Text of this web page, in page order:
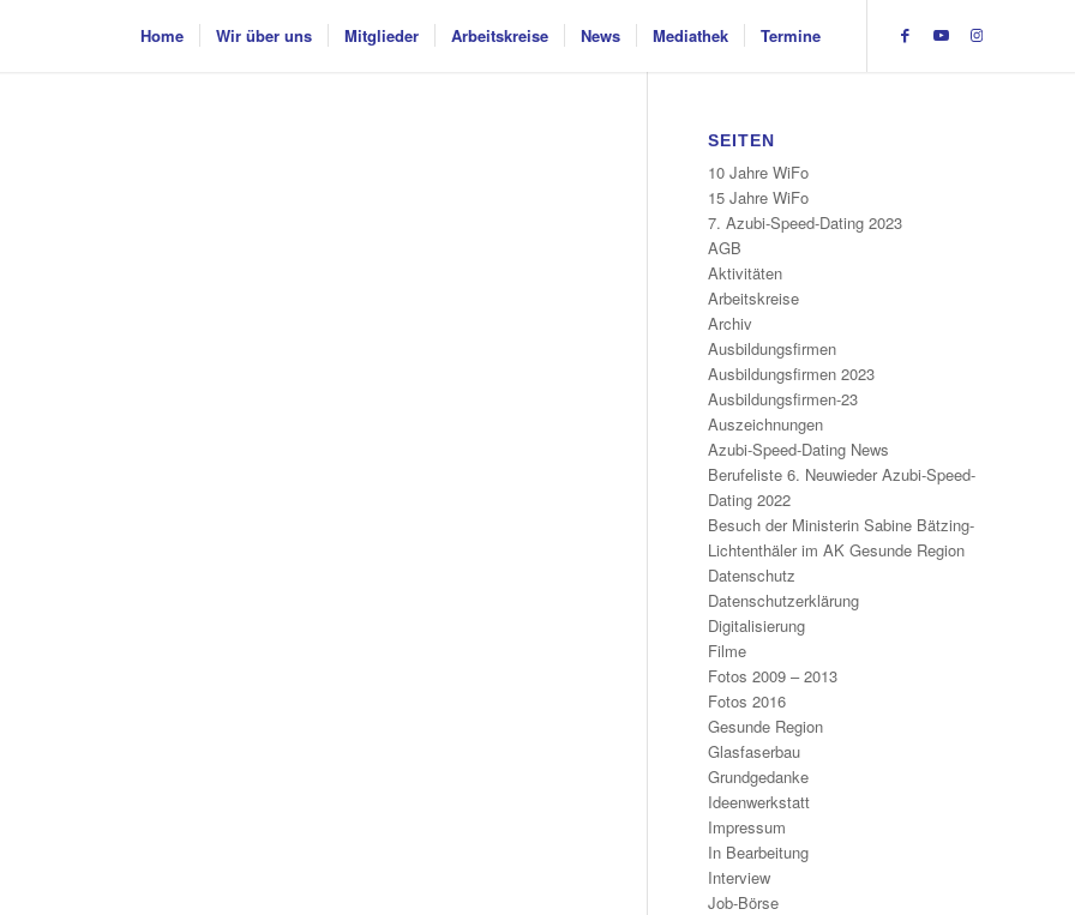
Home Wir über uns Mitglieder Arbeitskreise News Mediathek Termine
SEITEN
10 Jahre WiFo
15 Jahre WiFo
7. Azubi-Speed-Dating 2023
AGB
Aktivitäten
Arbeitskreise
Archiv
Ausbildungsfirmen
Ausbildungsfirmen 2023
Ausbildungsfirmen-23
Auszeichnungen
Azubi-Speed-Dating News
Berufeliste 6. Neuwieder Azubi-Speed-
Dating 2022
Besuch der Ministerin Sabine Bätzing-
Lichtenthäler im AK Gesunde Region
Datenschutz
Datenschutzerklärung
Digitalisierung
Filme
Fotos 2009 – 2013
Fotos 2016
Gesunde Region
Glasfaserbau
Grundgedanke
Ideenwerkstatt
Impressum
In Bearbeitung
Interview
Job-Börse